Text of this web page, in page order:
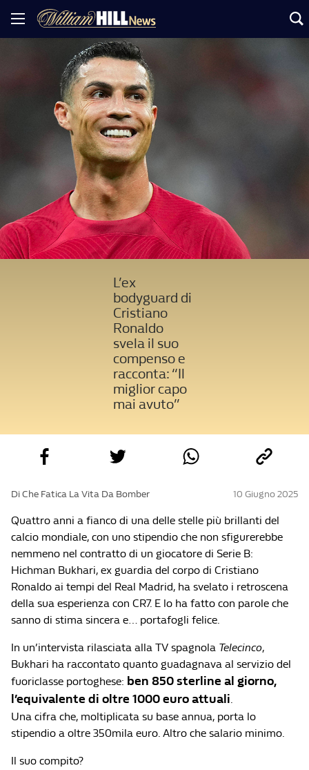
L’ex
bodyguard di
Cristiano
Ronaldo
svela il suo
compenso e
racconta: “Il
miglior capo
mai avuto”
Di Che Fatica La Vita Da Bomber 10 Giugno 2025
Quattro anni a fianco di una delle stelle più brillanti del
calcio mondiale, con uno stipendio che non sfigurerebbe
nemmeno nel contratto di un giocatore di Serie B:
Hichman Bukhari, ex guardia del corpo di Cristiano
Ronaldo ai tempi del Real Madrid, ha svelato i retroscena
della sua esperienza con CR7. E lo ha fatto con parole che
sanno di stima sincera e… portafogli felice.
In un’intervista rilasciata alla TV spagnola Telecinco,
Bukhari ha raccontato quanto guadagnava al servizio del
fuoriclasse portoghese: ben 850 sterline al giorno,
l’equivalente di oltre 1000 euro attuali.
Una cifra che, moltiplicata su base annua, porta lo
stipendio a oltre 350mila euro. Altro che salario minimo.
Il suo compito?